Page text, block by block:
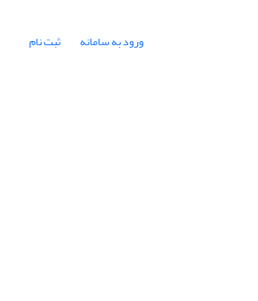
ورود به سامانه ثبت نام